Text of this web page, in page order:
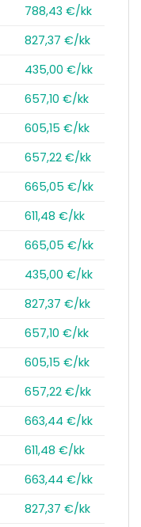
788,43 €/kk
827,37 €/kk
435,00 €/kk
657,10 €/kk
605,15 €/kk
657,22 €/kk
665,05 €/kk
611,48 €/kk
665,05 €/kk
435,00 €/kk
827,37 €/kk
657,10 €/kk
605,15 €/kk
657,22 €/kk
663,44 €/kk
611,48 €/kk
663,44 €/kk
827,37 €/kk